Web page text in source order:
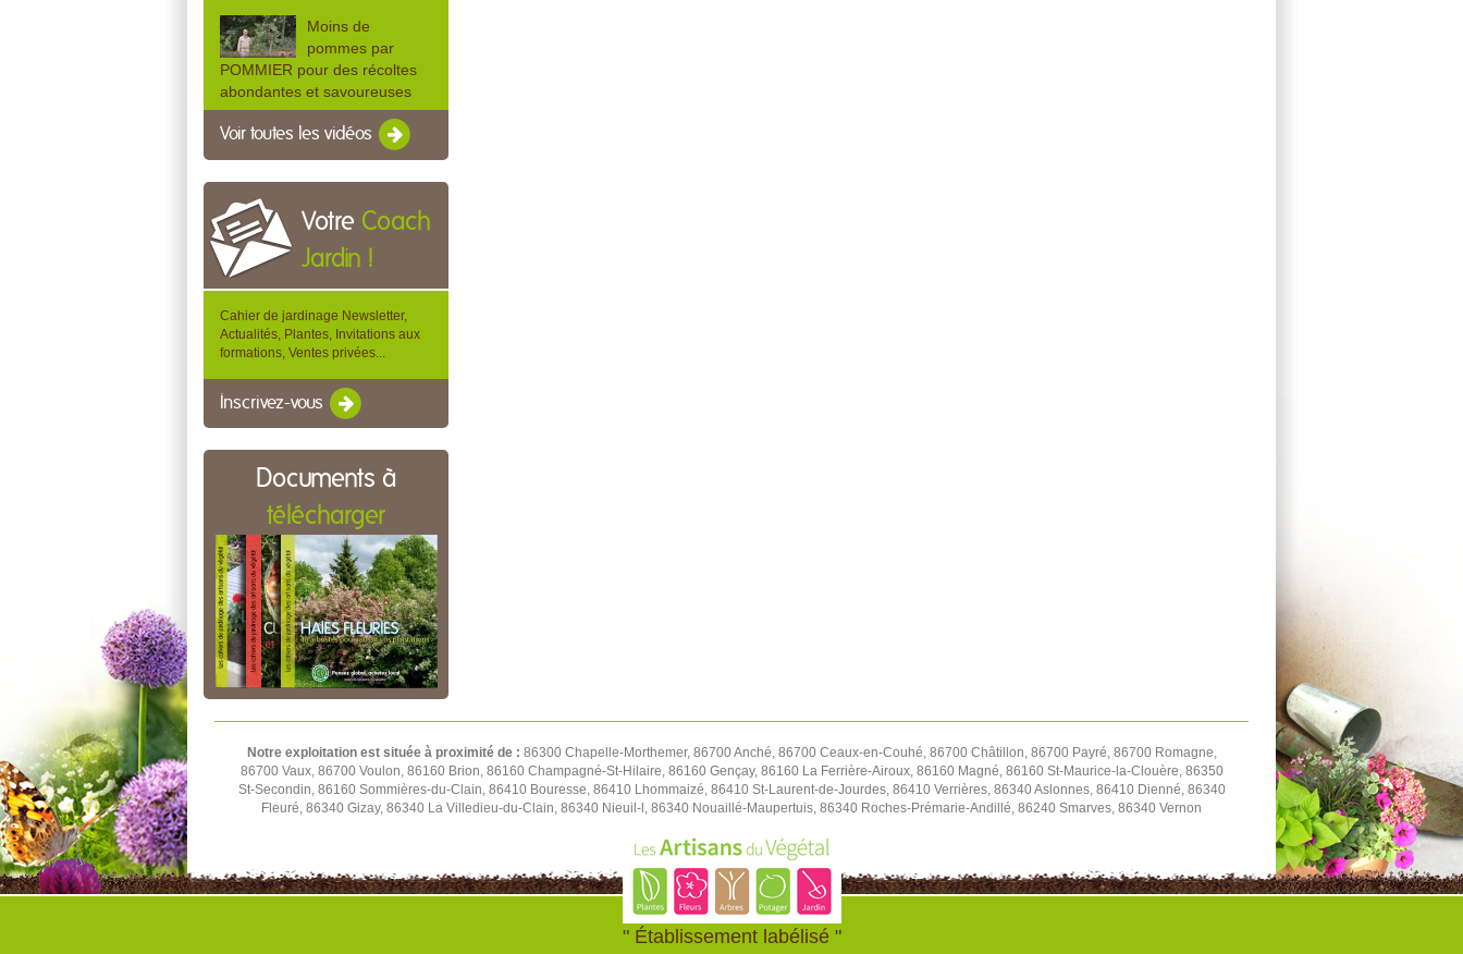
Moins de
pommes par
POMMIER pour des récoltes
abondantes et savoureuses
Voir toutes les vidéos
Votre Coach
Jardin !
Cahier de jardinage Newsletter,
Actualités, Plantes, Invitations aux
formations, Ventes privées...
Inscrivez-vous
Documents à
télécharger
Notre exploitation est située à proximité de : 86300 Chapelle-Morthemer, 86700 Anché, 86700 Ceaux-en-Couhé, 86700 Châtillon, 86700 Payré, 86700 Romagne,
86700 Vaux, 86700 Voulon, 86160 Brion, 86160 Champagné-St-Hilaire, 86160 Gençay, 86160 La Ferrière-Airoux, 86160 Magné, 86160 St-Maurice-la-Clouère, 86350
St-Secondin, 86160 Sommières-du-Clain, 86410 Bouresse, 86410 Lhommaizé, 86410 St-Laurent-de-Jourdes, 86410 Verrières, 86340 Aslonnes, 86410 Dienné, 86340
Fleuré, 86340 Gizay, 86340 La Villedieu-du-Clain, 86340 Nieuil-l, 86340 Nouaillé-Maupertuis, 86340 Roches-Prémarie-Andillé, 86240 Smarves, 86340 Vernon
" Établissement labélisé "